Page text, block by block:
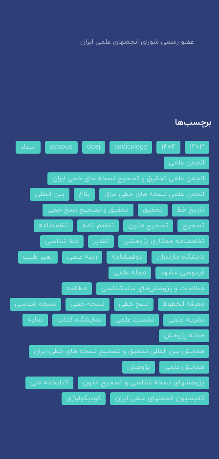
عضو رسمی شورای انجمنهای علمی ایران
برچسب‌ها
1403
1404
codicology
doaj
scopus
اسناد
انجمن علمی
انجمن علمی تحقیق و تصحیح نسخه های خطی ایران
انجمن علمی نسخه های خطی عراق
بلاغ
بین المللی
تاریخ خط
تحقیق
تحقیق و تصحیح نسخ خطی
تصحیح
تصحیح متون تفاهم نامه
تفاهمنامه
تفاهمنامه همکاری پژوهشی
تقدیر
خط شناسی
دانشگاه مازندران
دوفصلنامه رتبه علمی
زهیر طیب
فردوسی مشهد
مجله علمی
مطالعات و پژوهش‌های سندشناسی
مطالعه
معرفة الخطوط
نسخ خطی نسخه خطی
نسخه شناسی
نشریه علمی
نشست علمی نمایشگاه کتاب
نمایه
هفته پژوهش
همایش بین المللی تحقیق و تصحیح نسخه های خطی ایران
همایش علمی
پژوهش
پژوهشهای نسخه شناسی و تصحیح متون
کتابخانه ملی
کمیسیون انجمنهای علمی ایران
کودیکولوژی